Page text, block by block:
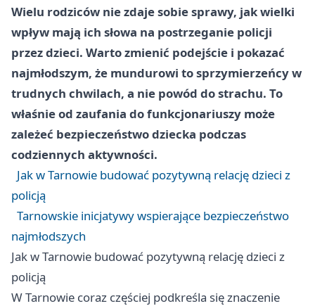
Wielu rodziców nie zdaje sobie sprawy, jak wielki
wpływ mają ich słowa na postrzeganie policji
przez dzieci. Warto zmienić podejście i pokazać
najmłodszym, że mundurowi to sprzymierzeńcy w
trudnych chwilach, a nie powód do strachu. To
właśnie od zaufania do funkcjonariuszy może
zależeć bezpieczeństwo dziecka podczas
codziennych aktywności.
Jak w Tarnowie budować pozytywną relację dzieci z
policją
Tarnowskie inicjatywy wspierające bezpieczeństwo
najmłodszych
Jak w Tarnowie budować pozytywną relację dzieci z
policją
W Tarnowie coraz częściej podkreśla się znaczenie